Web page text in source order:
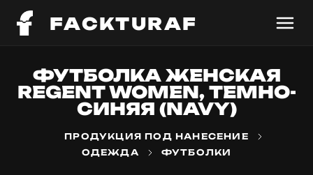
FACKTURAF
ФУТБОЛКА ЖЕНСКАЯ
REGENT WOMEN, ТЕМНО-
СИНЯЯ (NAVY)
ПРОДУКЦИЯ ПОД НАНЕСЕНИЕ
ОДЕЖДА
ФУТБОЛКИ